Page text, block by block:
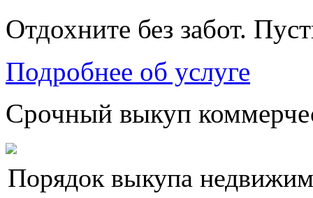
Отдохните без забот.
Подробнее об услуге
Срочный выкуп
Порядок выкупа